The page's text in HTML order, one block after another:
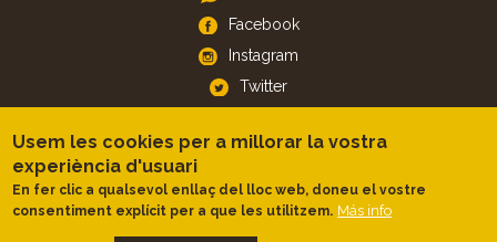
Facebook
Instagram
Twitter
APP
iOS
Android
Usem les cookies per a millorar la vostra
experiència d'usuari
En fer clic a qualsevol enllaç del lloc web, doneu el vostre
consentiment explícit per a que les utilitzem. Más info